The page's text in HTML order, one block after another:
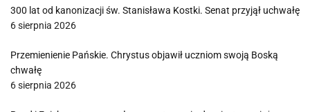
300 lat od kanonizacji św. Stanisława Kostki. Senat przyjął uchwałę
6 sierpnia 2026
Przemienienie Pańskie. Chrystus objawił uczniom swoją Boską
chwałę
6 sierpnia 2026